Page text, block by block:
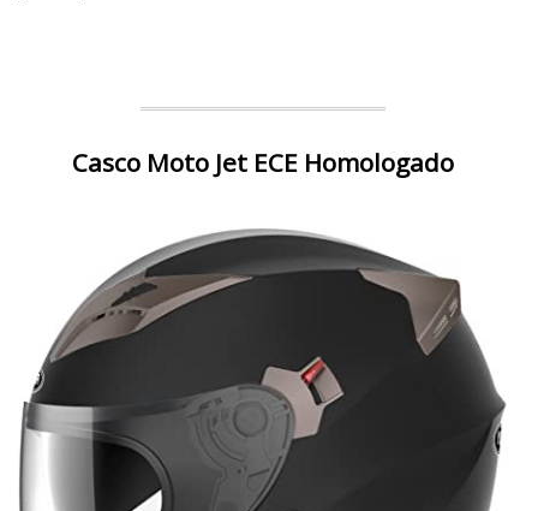
Casco Moto Jet ECE Homologado